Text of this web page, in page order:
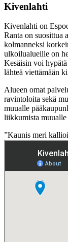
Kivenlahti
Kivenlahti on
Ranta on suosittua
kolmanneksi
ulkoilualueille on
Kesäisin voi
lähteä viettämään
Alueen omat
ravintoloita sekä
muualle
liikkumista
”Kaunis meri